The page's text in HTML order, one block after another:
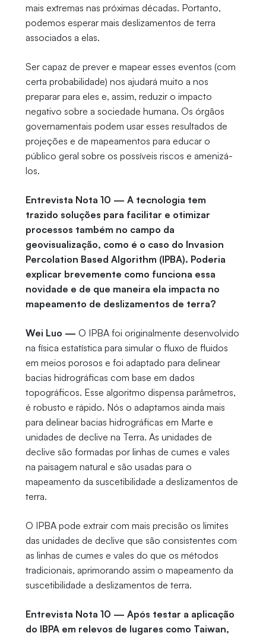
mais extremas nas próximas décadas. Portanto,
podemos esperar mais deslizamentos de terra
associados a elas.
Ser capaz de prever e mapear esses eventos (com
certa probabilidade) nos ajudará muito a nos
preparar para eles e, assim, reduzir o impacto
negativo sobre a sociedade humana. Os órgãos
governamentais podem usar esses resultados de
projeções e de mapeamentos para educar o
público geral sobre os possíveis riscos e amenizá-
los.
Entrevista Nota 10 — A tecnologia tem
trazido soluções para facilitar e otimizar
processos também no campo da
geovisualização, como é o caso do Invasion
Percolation Based Algorithm (IPBA). Poderia
explicar brevemente como funciona essa
novidade e de que maneira ela impacta no
mapeamento de deslizamentos de terra?
Wei Luo — O IPBA foi originalmente desenvolvido
na física estatística para simular o fluxo de fluidos
em meios porosos e foi adaptado para delinear
bacias hidrográficas com base em dados
topográficos. Esse algoritmo dispensa parâmetros,
é robusto e rápido. Nós o adaptamos ainda mais
para delinear bacias hidrográficas em Marte e
unidades de declive na Terra. As unidades de
declive são formadas por linhas de cumes e vales
na paisagem natural e são usadas para o
mapeamento da suscetibilidade a deslizamentos de
terra.
O IPBA pode extrair com mais precisão os limites
das unidades de declive que são consistentes com
as linhas de cumes e vales do que os métodos
tradicionais, aprimorando assim o mapeamento da
suscetibilidade a deslizamentos de terra.
Entrevista Nota 10 — Após testar a aplicação
do IBPA em relevos de lugares como Taiwan,